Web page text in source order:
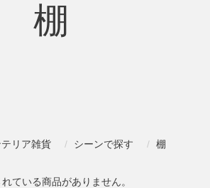
棚
リア雑貨 シーンで探す 棚
ている商品がありません。